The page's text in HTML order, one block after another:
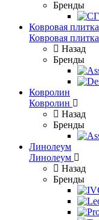
Бренды
Ковровая плитка
Ковровая плитка
Назад
Бренды
Ковролин
Ковролин
Назад
Бренды
Линолеум
Линолеум
Назад
Бренды